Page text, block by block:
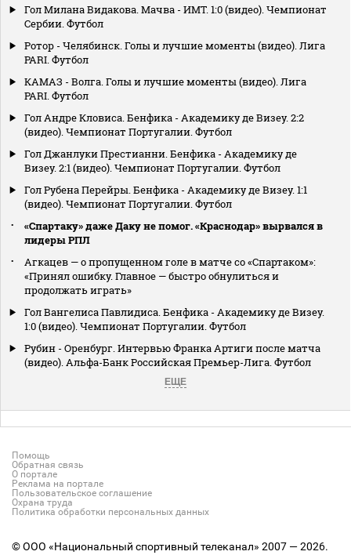
Гол Милана Видакова. Мачва - ИМТ. 1:0 (видео). Чемпионат
Сербии. Футбол
Ротор - Челябинск. Голы и лучшие моменты (видео). Лига
PARI. Футбол
КАМАЗ - Волга. Голы и лучшие моменты (видео). Лига
PARI. Футбол
Гол Андре Кловиса. Бенфика - Академику де Визеу. 2:2
(видео). Чемпионат Португалии. Футбол
Гол Джанлуки Престианни. Бенфика - Академику де
Визеу. 2:1 (видео). Чемпионат Португалии. Футбол
Гол Рубена Перейры. Бенфика - Академику де Визеу. 1:1
(видео). Чемпионат Португалии. Футбол
«Спартаку» даже Даку не помог. «Краснодар» вырвался в
лидеры РПЛ
Агкацев — о пропущенном голе в матче со «Спартаком»:
«Принял ошибку. Главное — быстро обнулиться и
продолжать играть»
Гол Вангелиса Павлидиса. Бенфика - Академику де Визеу.
1:0 (видео). Чемпионат Португалии. Футбол
Рубин - Оренбург. Интервью Франка Артиги после матча
(видео). Альфа-Банк Российская Премьер-Лига. Футбол
ЕЩЕ
Помощь
Обратная связь
О портале
Реклама на портале
Пользовательское соглашение
Охрана труда
Политика обработки персональных данных
© ООО «Национальный спортивный телеканал» 2007 — 2026.